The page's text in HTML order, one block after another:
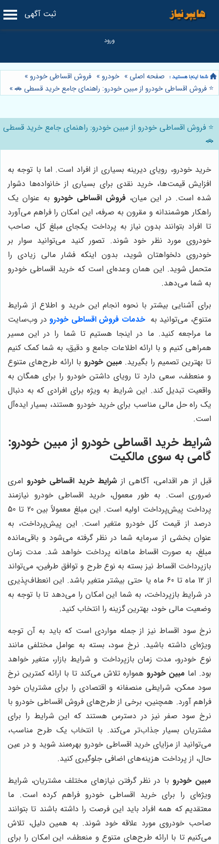
ثبت آگهی
صفحه اصلی » خودرو » فروش اقساطی خودرو »
⭐️ فروش اقساطی خودرو از مبین خودرو: راهنمای جامع خرید قسطی 🚗»
⭐️ فروش اقساطی خودرو از مبین خودرو: راهنمای جامع خرید قسطی
🚗
خرید خودرو، رویای دیرینه بسیاری از افراد است. اما با توجه به
افزایش قیمت‌ها، خرید نقدی برای بسیاری از خانواده‌ها دشوار
شده است. در این میان، فروش اقساطی خودرو به عنوان یک
راهکار هوشمندانه و مقرون به صرفه، این امکان را فراهم می‌آورد
تا افراد بتوانند بدون نیاز به پرداخت یکجای مبلغ کل، صاحب
خودروی مورد نظر خود شوند. تصور کنید می‌توانید سوار بر
خودروی دلخواهتان شوید، بدون اینکه فشار مالی زیادی را
متحمل شوید. این همان وعده‌ای است که خرید اقساطی خودرو
به شما می‌دهد.
برای آشنایی بیشتر با نحوه انجام این خرید و اطلاع از شرایط
متنوع، می‌توانید به خدمات فروش اقساطی خودرودر وب‌سایت
ما مراجعه کنید. ما در اینجا هستیم تا شما را در این مسیر
همراهی کنیم و با ارائه اطلاعات جامع و دقیق، به شما کمک کنیم
تا بهترین تصمیم را بگیرید. مبین خودرو با ارائه طرح‌های متنوع
و منعطف، سعی دارد تا رویای داشتن خودرو را برای همگان به
واقعیت تبدیل کند. این شرایط به ویژه برای افرادی که به دنبال
یک راه حل مالی مناسب برای خرید خودرو هستند، بسیار ایده‌آل
است.
شرایط خرید اقساطی خودرو از مبین خودرو:
گامی به سوی مالکیت
قبل از هر اقدامی، آگاهی از شرایط خرید اقساطی خودرو امری
ضروری است. به طور معمول، خرید اقساطی خودرو نیازمند
پرداخت پیش‌پرداخت اولیه است. این مبلغ معمولاً بین 20 تا 50
درصد از قیمت کل خودرو متغیر است. این پیش‌پرداخت، به
عنوان بخشی از سرمایه شما در نظر گرفته می‌شود و باقی‌مانده
مبلغ، به صورت اقساط ماهانه پرداخت خواهد شد. مدت زمان
بازپرداخت اقساط نیز بسته به نوع طرح و توافق طرفین، می‌تواند
از 12 ماه تا 60 ماه یا حتی بیشتر متغیر باشد. این انعطاف‌پذیری
در شرایط بازپرداخت، به شما این امکان را می‌دهد تا با توجه به
وضعیت مالی خود، بهترین گزینه را انتخاب کنید.
نرخ سود اقساط نیز از جمله مواردی است که باید به آن توجه
ویژه‌ای داشته باشید. نرخ سود، بسته به عوامل مختلفی مانند
نوع خودرو، مدت زمان بازپرداخت و شرایط بازار، متغیر خواهد
بود. اما مبین خودرو همواره تلاش می‌کند تا با ارائه کمترین نرخ
سود ممکن، شرایطی منصفانه و اقتصادی را برای مشتریان خود
فراهم آورد. همچنین، برخی از طرح‌های فروش اقساطی خودرو با
نرخ سود صفر نیز در دسترس هستند که این شرایط را برای
مشتریان بسیار جذاب‌تر می‌کند. با انتخاب یک طرح مناسب،
می‌توانید از مزایای خرید اقساطی خودرو بهره‌مند شوید و در عین
حال، از پرداخت هزینه‌های اضافی جلوگیری کنید.
مبین خودرو با در نظر گرفتن نیازهای مختلف مشتریان، شرایط
ویژه‌ای را برای خرید اقساطی خودرو فراهم کرده است. ما
معتقدیم که همه افراد باید این فرصت را داشته باشند تا بتوانند
صاحب خودروی مورد علاقه خود شوند. به همین دلیل، تلاش
می‌کنیم تا با ارائه طرح‌های متنوع و منعطف، این امکان را برای